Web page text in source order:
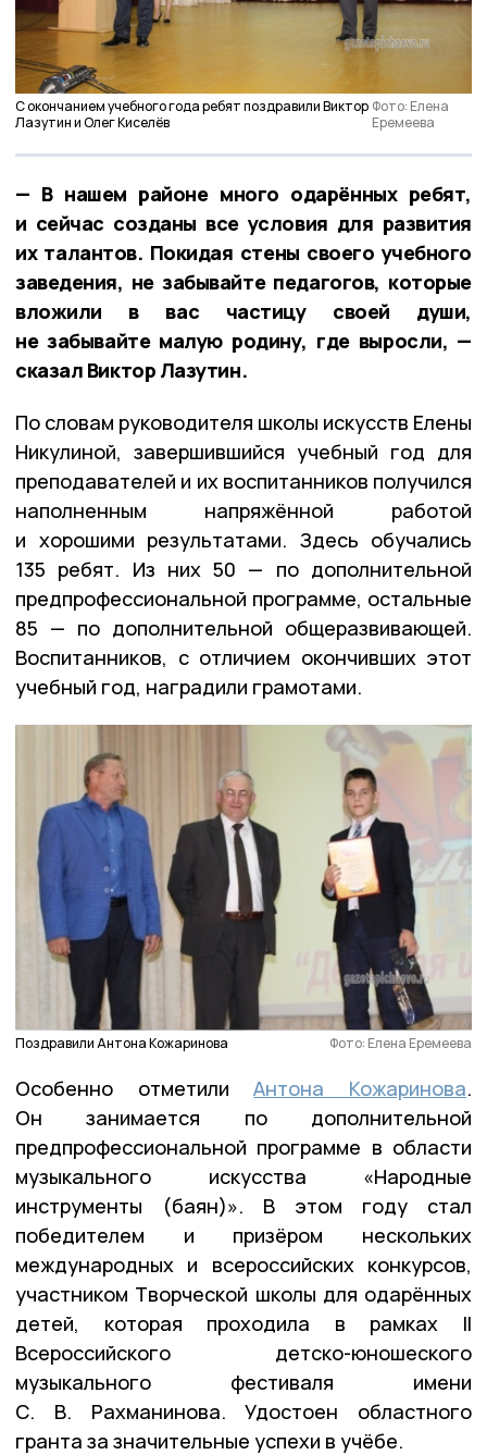
С окончанием учебного года ребят поздравили Виктор
Лазутин и Олег Киселёв
Фото: Елена
Еремеева
— В нашем районе много одарённых ребят,
и сейчас созданы все условия для развития
их талантов. Покидая стены своего учебного
заведения, не забывайте педагогов, которые
вложили в вас частицу своей души,
не забывайте малую родину, где выросли, —
сказал Виктор Лазутин.
По словам руководителя школы искусств Елены
Никулиной, завершившийся учебный год для
преподавателей и их воспитанников получился
наполненным напряжённой работой
и хорошими результатами. Здесь обучались
135 ребят. Из них 50 — по дополнительной
предпрофессиональной программе, остальные
85 — по дополнительной общеразвивающей.
Воспитанников, с отличием окончивших этот
учебный год, наградили грамотами.
Поздравили Антона Кожаринова Фото: Елена Еремеева
Особенно отметилиАнтона Кожаринова.
Он занимается по дополнительной
предпрофессиональной программе в области
музыкального искусства «Народные
инструменты (баян)». В этом году стал
победителем и призёром нескольких
международных и всероссийских конкурсов,
участником Творческой школы для одарённых
детей, которая проходила в рамках II
Всероссийского детско-юношеского
музыкального фестиваля имени
С. В. Рахманинова. Удостоен областного
гранта за значительные успехи в учёбе.